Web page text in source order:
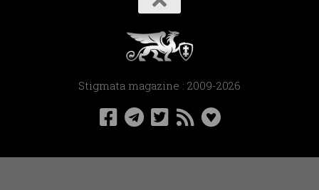
Stigmata magazine : 2009-2026